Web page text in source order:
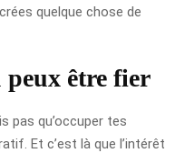
quelque chose de
être fier
pas qu’occuper tes
Et c’est là que l’intérêt